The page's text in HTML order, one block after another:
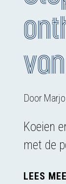
Door
Koeien
met de
LEES